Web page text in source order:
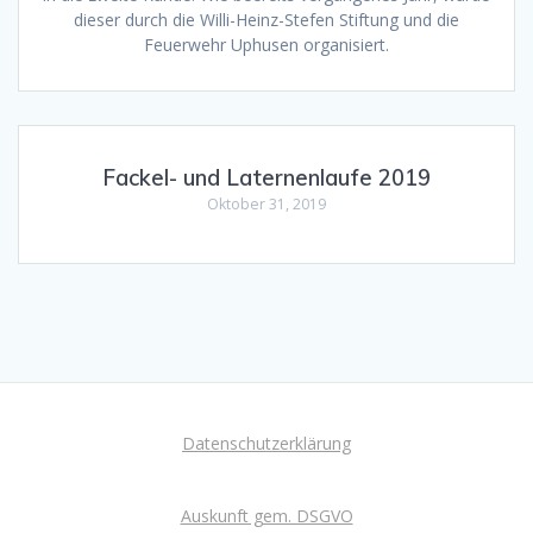
dieser durch die Willi-Heinz-Stefen Stiftung und die
Feuerwehr Uphusen organisiert.
Fackel- und Laternenlaufe 2019
Oktober 31, 2019
Datenschutzerklärung
Auskunft gem. DSGVO